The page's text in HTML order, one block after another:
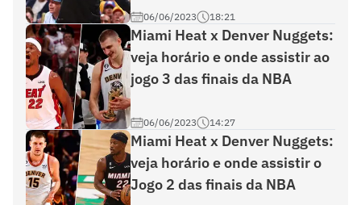
06/06/2023 18:21
Miami Heat x Denver Nuggets:
veja horário e onde assistir ao
jogo 3 das finais da NBA
06/06/2023 14:27
Miami Heat x Denver Nuggets:
veja horário e onde assistir o
Jogo 2 das finais da NBA